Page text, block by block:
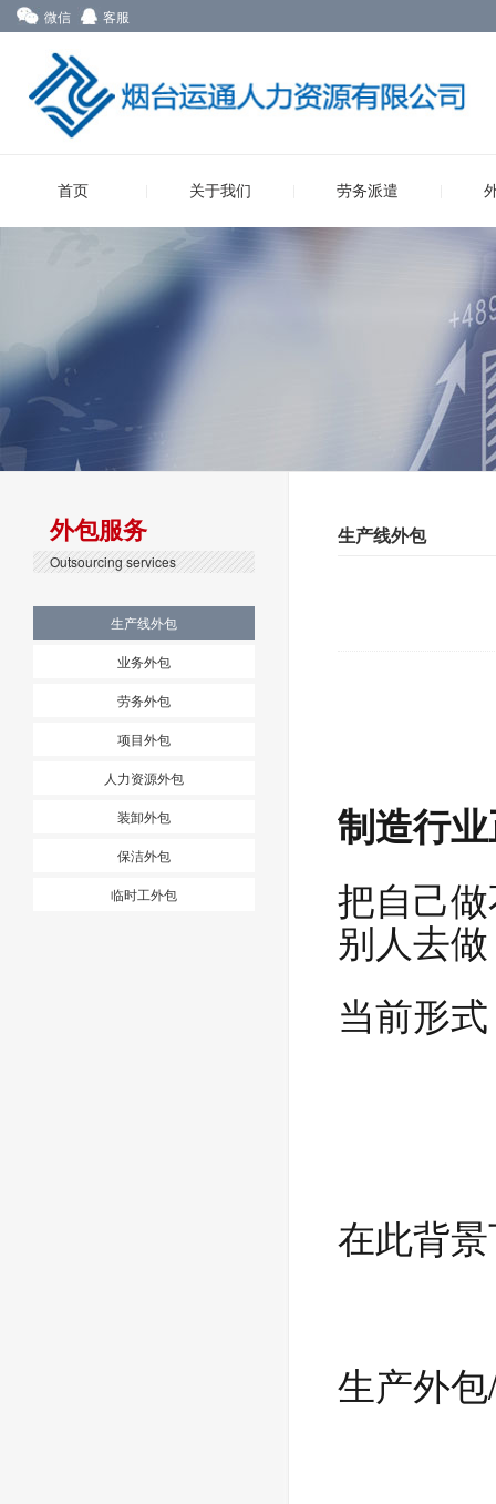
微信 客服
首页 关于我们 劳务派遣
外包服务
Outsourcing services
生产线外包
业务外包
劳务外包
项目外包
人力资源外包
装卸外包
保洁外包
临时工外包
生产线外包
制造行
把自己
别人去做
当前形
在此背
生产外